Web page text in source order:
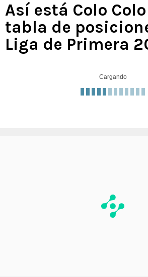
Así está Colo
tabla de
Liga de Primera
Cargando